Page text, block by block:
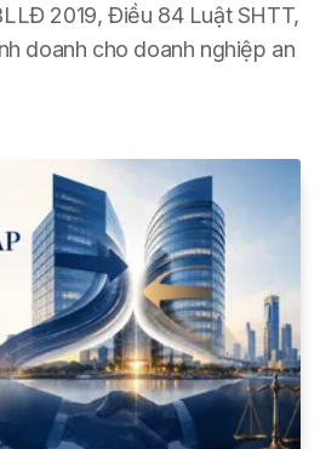
2019, Điều 84 Luật SHTT,
doanh cho doanh nghiệp an